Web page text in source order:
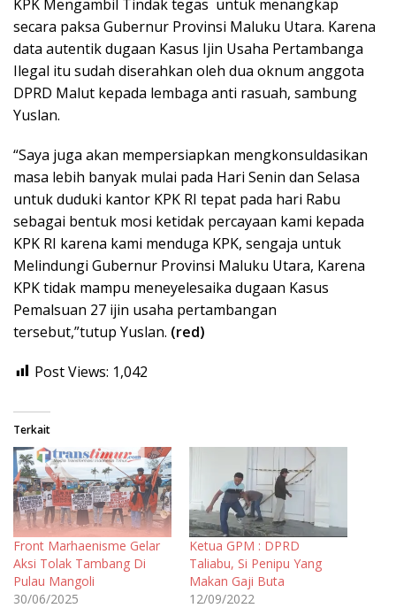
KPK Mengambil Tindak tegas untuk menangkap
secara paksa Gubernur Provinsi Maluku Utara. Karena
data autentik dugaan Kasus Ijin Usaha Pertambanga
Ilegal itu sudah diserahkan oleh dua oknum anggota
DPRD Malut kepada lembaga anti rasuah, sambung
Yuslan.
“Saya juga akan mempersiapkan mengkonsuldasikan
masa lebih banyak mulai pada Hari Senin dan Selasa
untuk duduki kantor KPK RI tepat pada hari Rabu
sebagai bentuk mosi ketidak percayaan kami kepada
KPK RI karena kami menduga KPK, sengaja untuk
Melindungi Gubernur Provinsi Maluku Utara, Karena
KPK tidak mampu meneyelesaika dugaan Kasus
Pemalsuan 27 ijin usaha pertambangan
tersebut,”tutup Yuslan. (red)
Post Views: 1,042
Terkait
Front Marhaenisme Gelar
Aksi Tolak Tambang Di
Pulau Mangoli
30/06/2025
Ketua GPM : DPRD
Taliabu, Si Penipu Yang
Makan Gaji Buta
12/09/2022